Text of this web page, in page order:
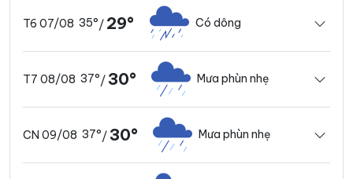
T6 07/08 35°/ 29° Có dông
T7 08/08 37°/30° Mưa phùn nhẹ
CN 09/08 37°/30° Mưa phùn nhẹ